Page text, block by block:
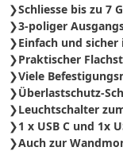
Schliesse bis zu 7
3-poliger
Einfach und
Praktischer
Viele
Überlastschutz-
Leuchtschalter
1 x USB C und 1x
Auch zur